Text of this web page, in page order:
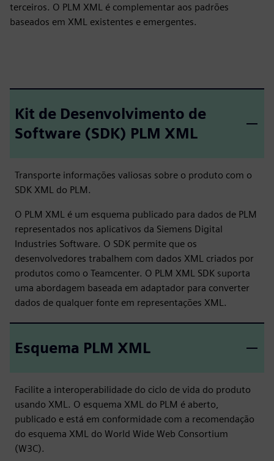
terceiros. O PLM XML é complementar aos padrões
baseados em XML existentes e emergentes.
Kit de Desenvolvimento de
Software (SDK) PLM XML
Transporte informações valiosas sobre o produto com o
SDK XML do PLM.
O PLM XML é um esquema publicado para dados de PLM
representados nos aplicativos da Siemens Digital
Industries Software. O SDK permite que os
desenvolvedores trabalhem com dados XML criados por
produtos como o Teamcenter. O PLM XML SDK suporta
uma abordagem baseada em adaptador para converter
dados de qualquer fonte em representações XML.
Esquema PLM XML
Facilite a interoperabilidade do ciclo de vida do produto
usando XML. O esquema XML do PLM é aberto,
publicado e está em conformidade com a recomendação
do esquema XML do World Wide Web Consortium
(W3C).